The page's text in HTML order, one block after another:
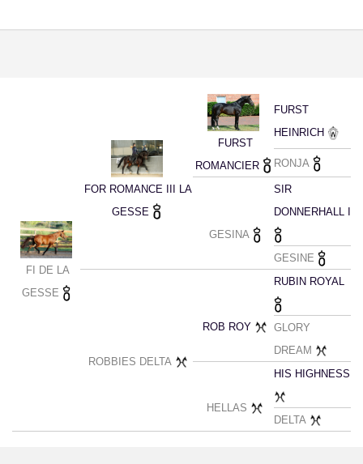
FI DE LA
GESSE
FOR ROMANCE III LA
GESSE
FURST
ROMANCIER
FURST
HEINRICH
RONJA
GESINA
SIR
DONNERHALL I
GESINE
ROBBIES DELTA
ROB ROY
RUBIN ROYAL
GLORY
DREAM
HELLAS
HIS HIGHNESS
DELTA